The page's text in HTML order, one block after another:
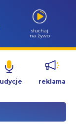
słuchaj
na żywo
reklama